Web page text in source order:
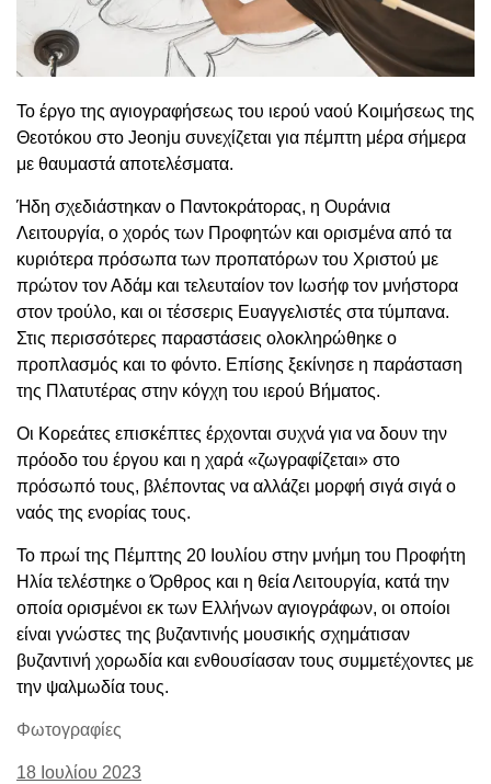
Το έργο της αγιογραφήσεως του ιερού ναού Κοιμήσεως της
Θεοτόκου στο Jeonju συνεχίζεται για πέμπτη μέρα σήμερα
με θαυμαστά αποτελέσματα.
Ήδη σχεδιάστηκαν ο Παντοκράτορας, η Ουράνια
Λειτουργία, ο χορός των Προφητών και ορισμένα από τα
κυριότερα πρόσωπα των προπατόρων του Χριστού με
πρώτον τον Αδάμ και τελευταίον τον Ιωσήφ τον μνήστορα
στον τρούλο, και οι τέσσερις Ευαγγελιστές στα τύμπανα.
Στις περισσότερες παραστάσεις ολοκληρώθηκε ο
προπλασμός και το φόντο. Επίσης ξεκίνησε η παράσταση
της Πλατυτέρας στην κόγχη του ιερού Βήματος.
Οι Κορεάτες επισκέπτες έρχονται συχνά για να δουν την
πρόοδο του έργου και η χαρά «ζωγραφίζεται» στο
πρόσωπό τους, βλέποντας να αλλάζει μορφή σιγά σιγά ο
ναός της ενορίας τους.
Το πρωί της Πέμπτης 20 Ιουλίου στην μνήμη του Προφήτη
Ηλία τελέστηκε ο Όρθρος και η θεία Λειτουργία, κατά την
οποία ορισμένοι εκ των Ελλήνων αγιογράφων, οι οποίοι
είναι γνώστες της βυζαντινής μουσικής σχημάτισαν
βυζαντινή χορωδία και ενθουσίασαν τους συμμετέχοντες με
την ψαλμωδία τους.
Φωτογραφίες
18 Ιουλίου 2023